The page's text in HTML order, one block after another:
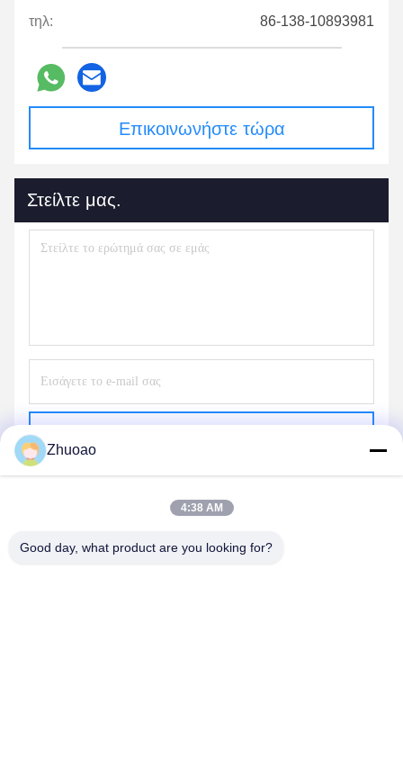
τηλ: 86-138-10893981
Επικοινωνήστε τώρα
Στείλτε μας.
Zhuoao
4:38 AM
Good day, what product are you looking for?